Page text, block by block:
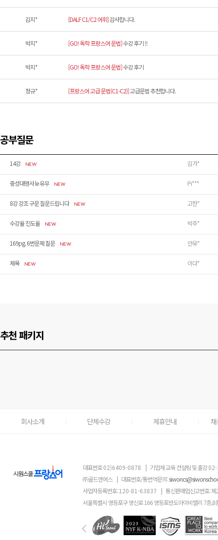
김지* [DALF C1/C2 어휘]감사합니다.
박지* [GO! 독학 프랑스어 문법]수강 후기 !!
박지* [GO! 독학 프랑스어 문법]수강 후기
정규* [프랑스어 고급 문법(C1-C2)]고급문법 추천합니다.
공부질문
14강 김가*
중성대명사 le 유무 Pi***
8강 강조 구문 질문드립니다 고한*
수강율 진도율 박주*
169pg. 6번문제 질문 안유*
제목 이다*
추천 패키지
회사소개 단체수강 제휴안내
대표번호02)6409-0878 | 기업체 교육 컨설팅 및 출강
㈜골드앤에스 | 대표번호/통번역문의:
사업자등록번호:120-81-63837 | 통신판매업신고번호: 제
서울특별시 영등포구 영신로 166 영등포반도아이비밸리 7층,8